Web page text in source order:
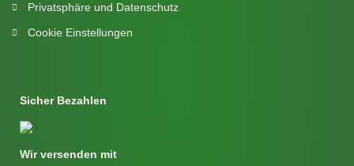
Privatsphäre und Datenschutz
Cookie Einstellungen
Sicher Bezahlen
Wir versenden mit